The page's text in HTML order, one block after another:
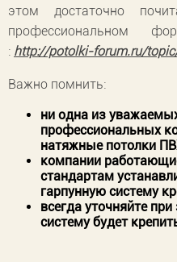
этом достаточно
профессиональном
: http://potolki-forum.ru/
Важно помнить:
ни одна из
профессиональных
натяжные потолки
компании
стандартам
гарпунную систему
всегда уточняйте
систему будет